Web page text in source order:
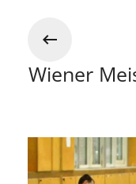
Wiener